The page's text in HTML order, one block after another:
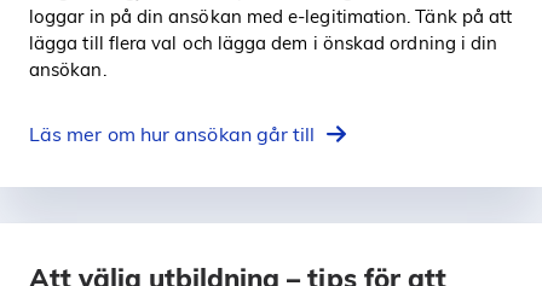
loggar in på din ansökan med e-legitimation. Tänk på att
lägga till flera val och lägga dem i önskad ordning i din
ansökan.
Läs mer om hur ansökan går till
Att välja utbildning – tips för att